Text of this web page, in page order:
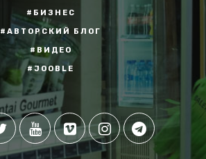
#БИЗНЕС
#АВТОРСКИЙ БЛОГ
#ВИДЕО
#JOOBLE